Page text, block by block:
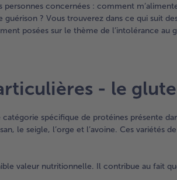
personnes concernées : comment
? Vous trouverez dans ce qui suit
posées sur le thème de l’intolérance au
- le
spécifique de protéines présente
le seigle, l’orge et l’avoine. Ces variétés
valeur nutritionnelle. Il contribue au fait